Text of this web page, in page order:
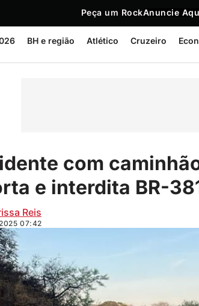
Peça um RockAnuncie
BH e região Atlético Cruzeiro
com
e interdita BR-
Reis
07:42